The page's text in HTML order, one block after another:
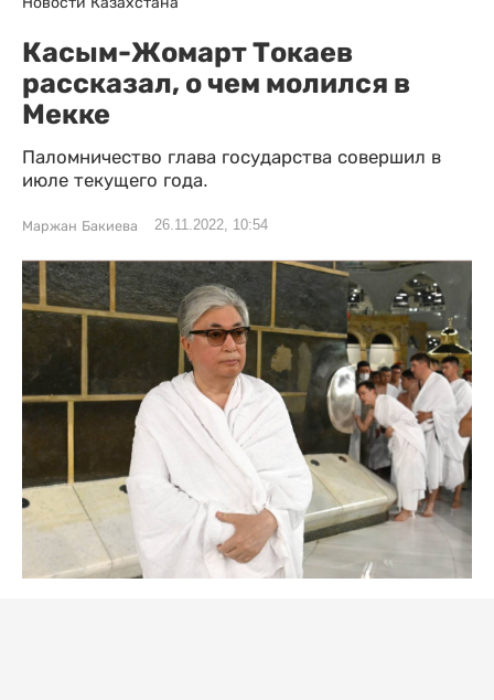
Касым-Жомарт Токаев
рассказал, о чем молился в
Мекке
Паломничество глава государства совершил в
июле текущего года.
Маржан Бакиева 26.11.2022, 10:54